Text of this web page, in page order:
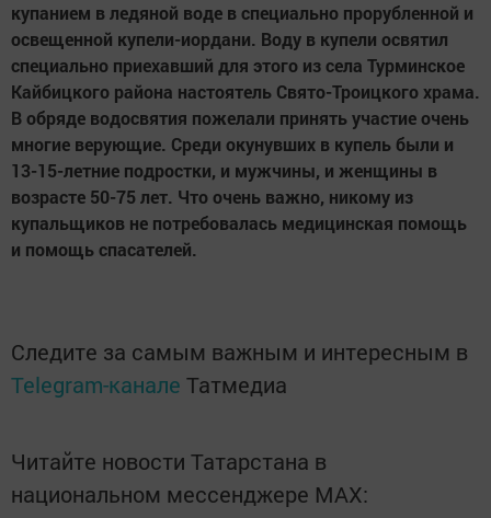
купанием в ледяной воде в специально прорубленной и
освещенной купели-иордани. Воду в купели освятил
специально приехавший для этого из села Турминское
Кайбицкого района настоятель Свято-Троицкого храма.
В обряде водосвятия пожелали принять участие очень
многие верующие. Среди окунувших в купель были и
13-15-летние подростки, и мужчины, и женщины в
возрасте 50-75 лет. Что очень важно, никому из
купальщиков не потребовалась медицинская помощь
и помощь спасателей.
Следите за самым важным и интересным в
Telegram-канале Татмедиа
Читайте новости Татарстана в
национальном мессенджере MАХ: